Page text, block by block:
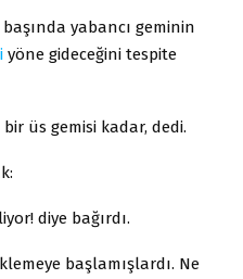
yabancı geminin
yöne gideceğini tespite
üs gemisi kadar, dedi.
diye bağırdı.
başlamışlardı. Ne